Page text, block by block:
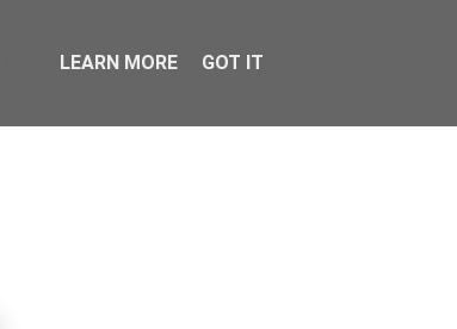
LEARN MORE GOT IT